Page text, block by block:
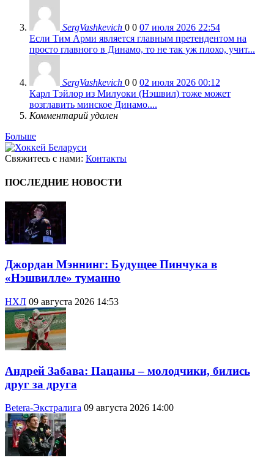
SergVashkevich 0 0 07 июля 2026 22:54
Если Тим Арми является главным претендентом на
просто главного в Динамо, то не так уж плохо, учит...
SergVashkevich 0 0 02 июля 2026 00:12
Карл Тэйлор из Милуоки (Нэшвил) тоже может
возглавить минское Динамо....
Комментарий удален
Больше
Свяжитесь с нами: Контакты
ПОСЛЕДНИЕ НОВОСТИ
Джордан Мэннинг: Будущее Пинчука в
«Нэшвилле» туманно
НХЛ 09 августа 2026 14:53
Андрей Забава: Пацаны – молодчики, бились
друг за друга
Betera-Экстралига 09 августа 2026 14:00